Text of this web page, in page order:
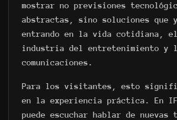
mostrar no previsiones
abstractas, sino soluciones que
entrando en la vida cotidiana,
industria del entretenimiento y
comunicaciones.
Para los visitantes, esto
en la experiencia práctica. En
puede escuchar hablar de nuevas